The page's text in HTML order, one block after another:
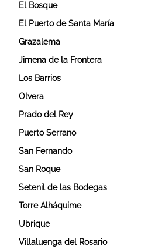
El Bosque
El Puerto de Santa María
Grazalema
Jimena de la Frontera
Los Barrios
Olvera
Prado del Rey
Puerto Serrano
San Fernando
San Roque
Setenil de las Bodegas
Torre Alháquime
Ubrique
Villaluenga del Rosario